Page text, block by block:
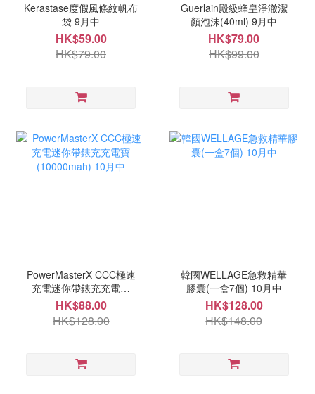
Kerastase度假風條紋帆布
袋 9月中
HK$59.00
HK$79.00
Guerlain殿級蜂皇淨澈潔
顏泡沫(40ml) 9月中
HK$79.00
HK$99.00
PowerMasterX CCC極速
充電迷你帶錶充充電寶
(10000mah) 10月中
HK$88.00
HK$128.00
韓國WELLAGE急救精華
膠囊(一盒7個) 10月中
HK$128.00
HK$148.00